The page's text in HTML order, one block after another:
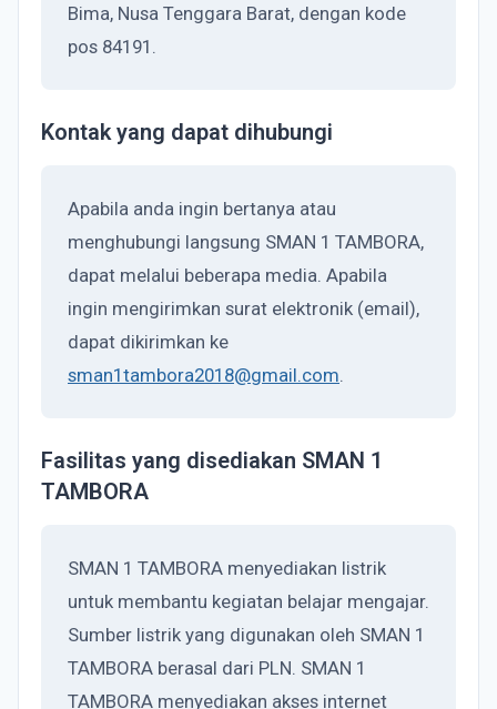
Bima, Nusa Tenggara Barat, dengan kode
pos 84191.
Kontak yang dapat dihubungi
Apabila anda ingin bertanya atau
menghubungi langsung SMAN 1 TAMBORA,
dapat melalui beberapa media. Apabila
ingin mengirimkan surat elektronik (email),
dapat dikirimkan ke
sman1tambora2018@gmail.com.
Fasilitas yang disediakan SMAN 1
TAMBORA
SMAN 1 TAMBORA menyediakan listrik
untuk membantu kegiatan belajar mengajar.
Sumber listrik yang digunakan oleh SMAN 1
TAMBORA berasal dari PLN. SMAN 1
TAMBORA menyediakan akses internet